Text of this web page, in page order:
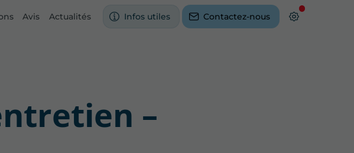
Avis Actualités Infos utiles Contactez-nous
–